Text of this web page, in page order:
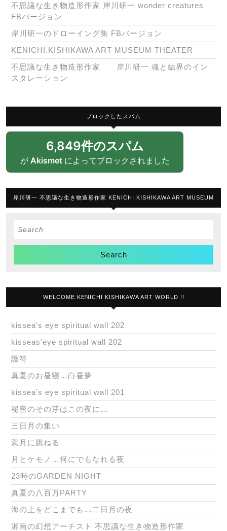
不思議な生き物造形作家 岸川研一 wonder creatures
FBバージョン
岸川研一のドローイング集 FBバージョン
KENICHI.KISHIKAWA ART MUSEUM THEATER
不思議な生き物造形作家 岸川研一 魂と結界のイン
スタレーション
ブロックしたスパム
6,849件のスパム
が Akismetによってブロックされました
岸川研一 不思議な生き物造形作家 KENICHI.KISHIKAWA ART MUSEUM
Search
WELCOME KENICHI KISHIKAWA ART WORLD !!
kissea’s eye spiritual wall 202
kisseas’eye spiritual wall 202
護符
真夏のお昼寝…白昼夢
kissea’s eye spiritual wall 201
秘密のその芽はこの夜に…
三日月の集い
満月に跳ねる
月とケモノ…何にでもなれる夜
23時のGARDEN NIGHT
真夏の八百万PARTY
海の上をどこまでも…二日月の夜
湘南の幻想アーチスト 不思議な生き物造形作家